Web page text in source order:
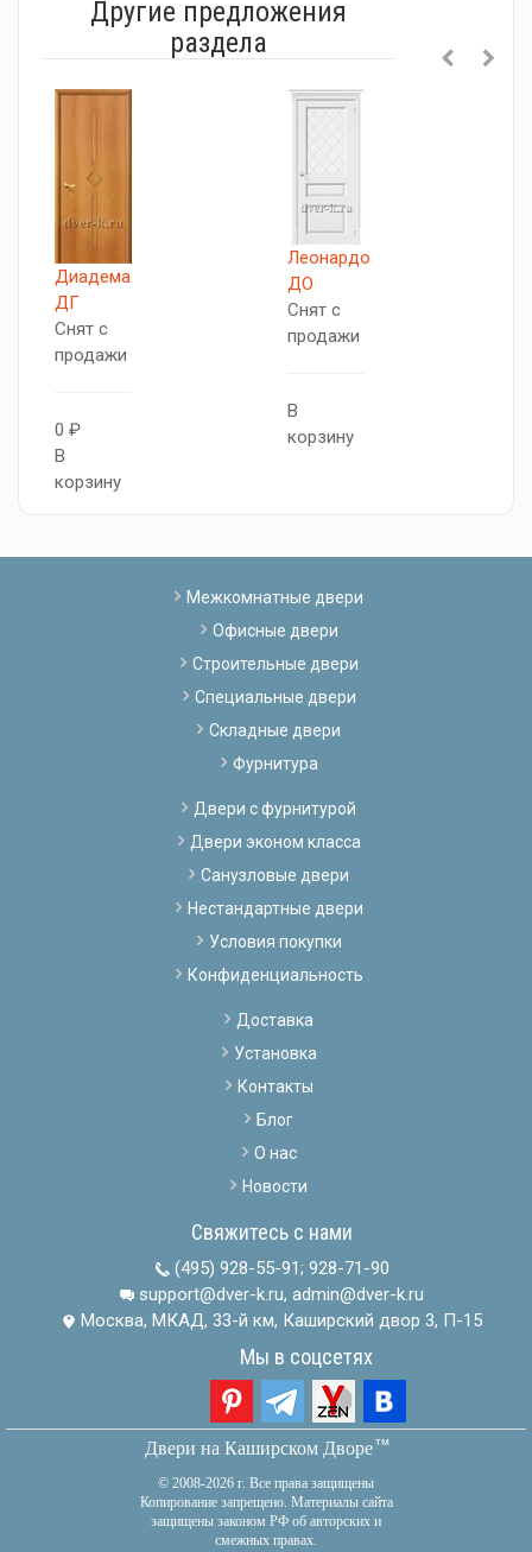
Другие предложения
раздела
Диадема
ДГ
Снят с
продажи
0 ₽
В
корзину
Леонардо
ДО
Снят с
продажи
В
корзину
Межкомнатные двери
Офисные двери
Строительные двери
Специальные двери
Складные двери
Фурнитура
Двери с фурнитурой
Двери эконом класса
Санузловые двери
Нестандартные двери
Условия покупки
Конфиденциальность
Доставка
Установка
Контакты
Блог
О нас
Новости
Свяжитесь с нами
(495) 928-55-91; 928-71-90
support@dver-k.ru, admin@dver-k.ru
Москва, МКАД, 33-й км, Каширский двор 3, П-15
Мы в соцсетях
Двери на Каширском Дворетм
© 2008-2026 г. Все права защищены
Копирование запрещено. Материалы сайта
защищены законом РФ об авторских и
смежных правах.